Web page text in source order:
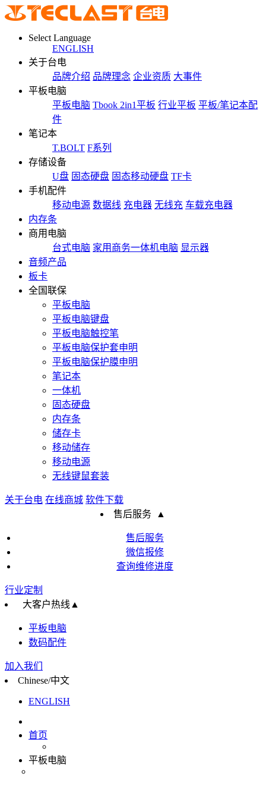
Select Language
ENGLISH
关于台电
品牌介绍 品牌理念 企业资质 大事件
平板电脑
平板电脑 Tbook 2in1平板 行业平板 平板/笔记本配
件
笔记本
T.BOLT F系列
存储设备
U盘 固态硬盘 固态移动硬盘 TF卡
手机配件
移动电源 数据线 充电器 无线充 车载充电器
内存条
商用电脑
台式电脑 家用商务一体机电脑 显示器
音频产品
板卡
全国联保
平板电脑
平板电脑键盘
平板电脑触控笔
平板电脑保护套申明
平板电脑保护膜申明
笔记本
一体机
固态硬盘
内存条
储存卡
移动储存
移动电源
无线键鼠套装
关于台电 在线商城 软件下载
售后服务
▲
售后服务
微信报修
查询维修进度
行业定制
大客户热线 ▲
平板电脑
数码配件
加入我们
Chinese/中文
ENGLISH
首页
平板电脑